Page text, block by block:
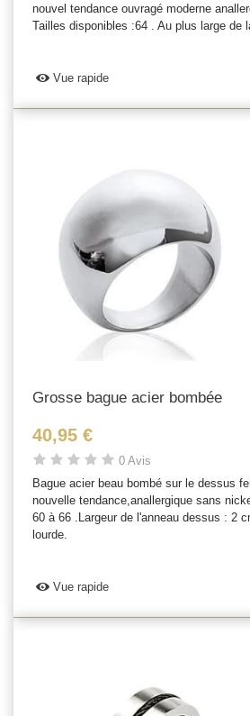
nouvel tendance ouvragé moderne
Tailles disponibles :64 . Au plus large de
Vue rapide
Grosse bague acier bombée
40,95 €
0 Avis
Bague acier beau bombé sur le dessus
nouvelle tendance,anallergique sans
60 à 66 .Largeur de l'anneau dessus : 2
lourde.
Vue rapide